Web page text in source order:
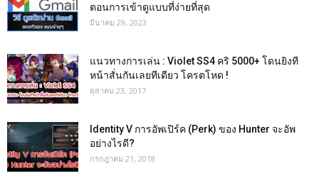
ตอนการเข้าดูแบบที่ง่ายที่สุด
มีนาคม 29, 2023
แนวทางการเล่น : Violet SS4 คริ 5000+ โดนยิงที
หน้าสั่นกันเลยทีเดียว โครตโหด !
ตุลาคม 23, 2017
Identity V การอัพเปิร์ค (Perk) ของ Hunter จะอัพ
อย่างไรดี?
กรกฎาคม 21, 2018